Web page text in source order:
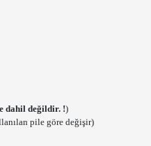
dahil değildir. !)
pile göre değişir)